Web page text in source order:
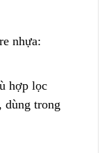
nhựa:
hợp lọc
dùng trong